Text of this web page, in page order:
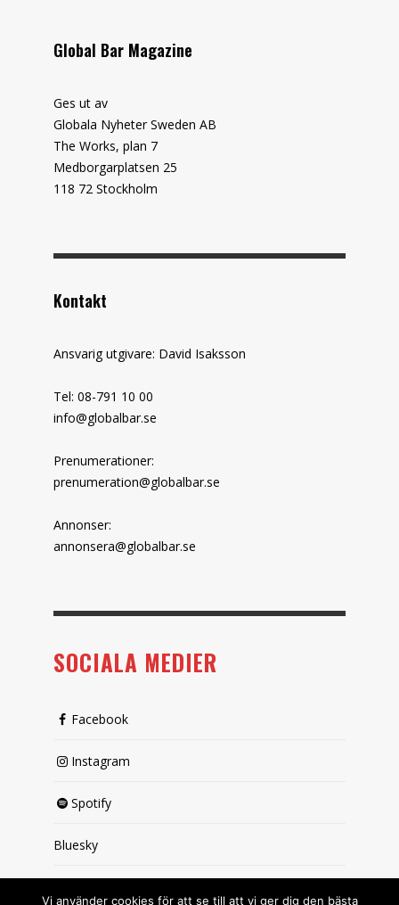
Global Bar Magazine
Ges ut av
Globala Nyheter Sweden AB
The Works, plan 7
Medborgarplatsen 25
118 72 Stockholm
Kontakt
Ansvarig utgivare: David Isaksson
Tel: 08-791 10 00
info@globalbar.se
Prenumerationer:
prenumeration@globalbar.se
Annonser:
annonsera@globalbar.se
SOCIALA MEDIER
Facebook
Instagram
Spotify
Bluesky
Vi använder cookies för att se till att vi ger dig den bästa